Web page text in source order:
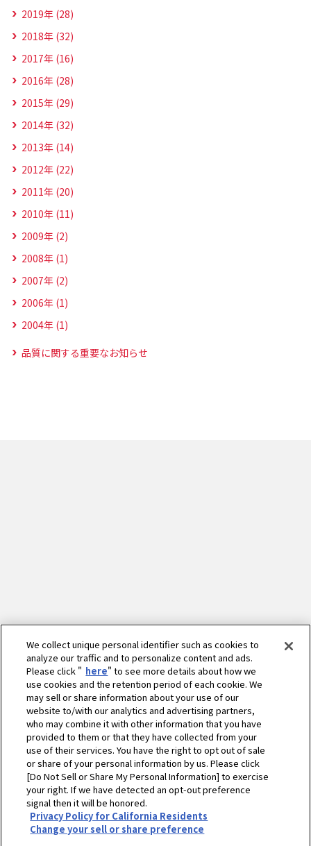
2019年 (28)
2018年 (32)
2017年 (16)
2016年 (28)
2015年 (29)
2014年 (32)
2013年 (14)
2012年 (22)
2011年 (20)
2010年 (11)
2009年 (2)
2008年 (1)
2007年 (2)
2006年 (1)
2004年 (1)
品質に関する重要なお知らせ
ホーム 農業 ニュース
2020年
オンライン農業機械展示会「YANMAR ONLINE EXPO 2020」公開コンテンツ
追加のお知らせ
プライバシーポリシー クッキーポリシー
We collect unique personal identifier such as cookies to
analyze our traffic and to personalize content and ads.
Please click " here" to see more details about how we
use cookies and the retention period of each cookie. We
may sell or share information about your use of our
website to/with our analytics and advertising partners,
who may combine it with other information that you have
provided to them or that they have collected from your
use of their services. You have the right to opt out of sale
or share of your personal information by us. Please click
[Do Not Sell or Share My Personal Information] to exercise
your right. If we have detected an opt-out preference
signal then it will be honored.
Privacy Policy for California Residents
Change your sell or share preference